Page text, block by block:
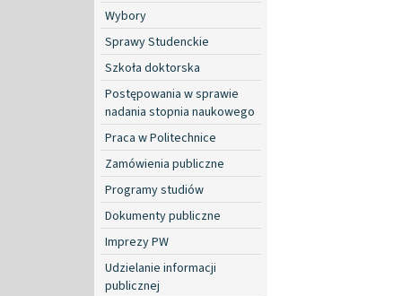
Wybory
Sprawy Studenckie
Szkoła doktorska
Postępowania w sprawie
nadania stopnia naukowego
Praca w Politechnice
Zamówienia publiczne
Programy studiów
Dokumenty publiczne
Imprezy PW
Udzielanie informacji
publicznej